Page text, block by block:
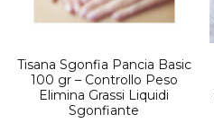
Tisana Sgonfia Pancia Basic
100 gr – Controllo Peso
Elimina Grassi Liquidi
Sgonfiante